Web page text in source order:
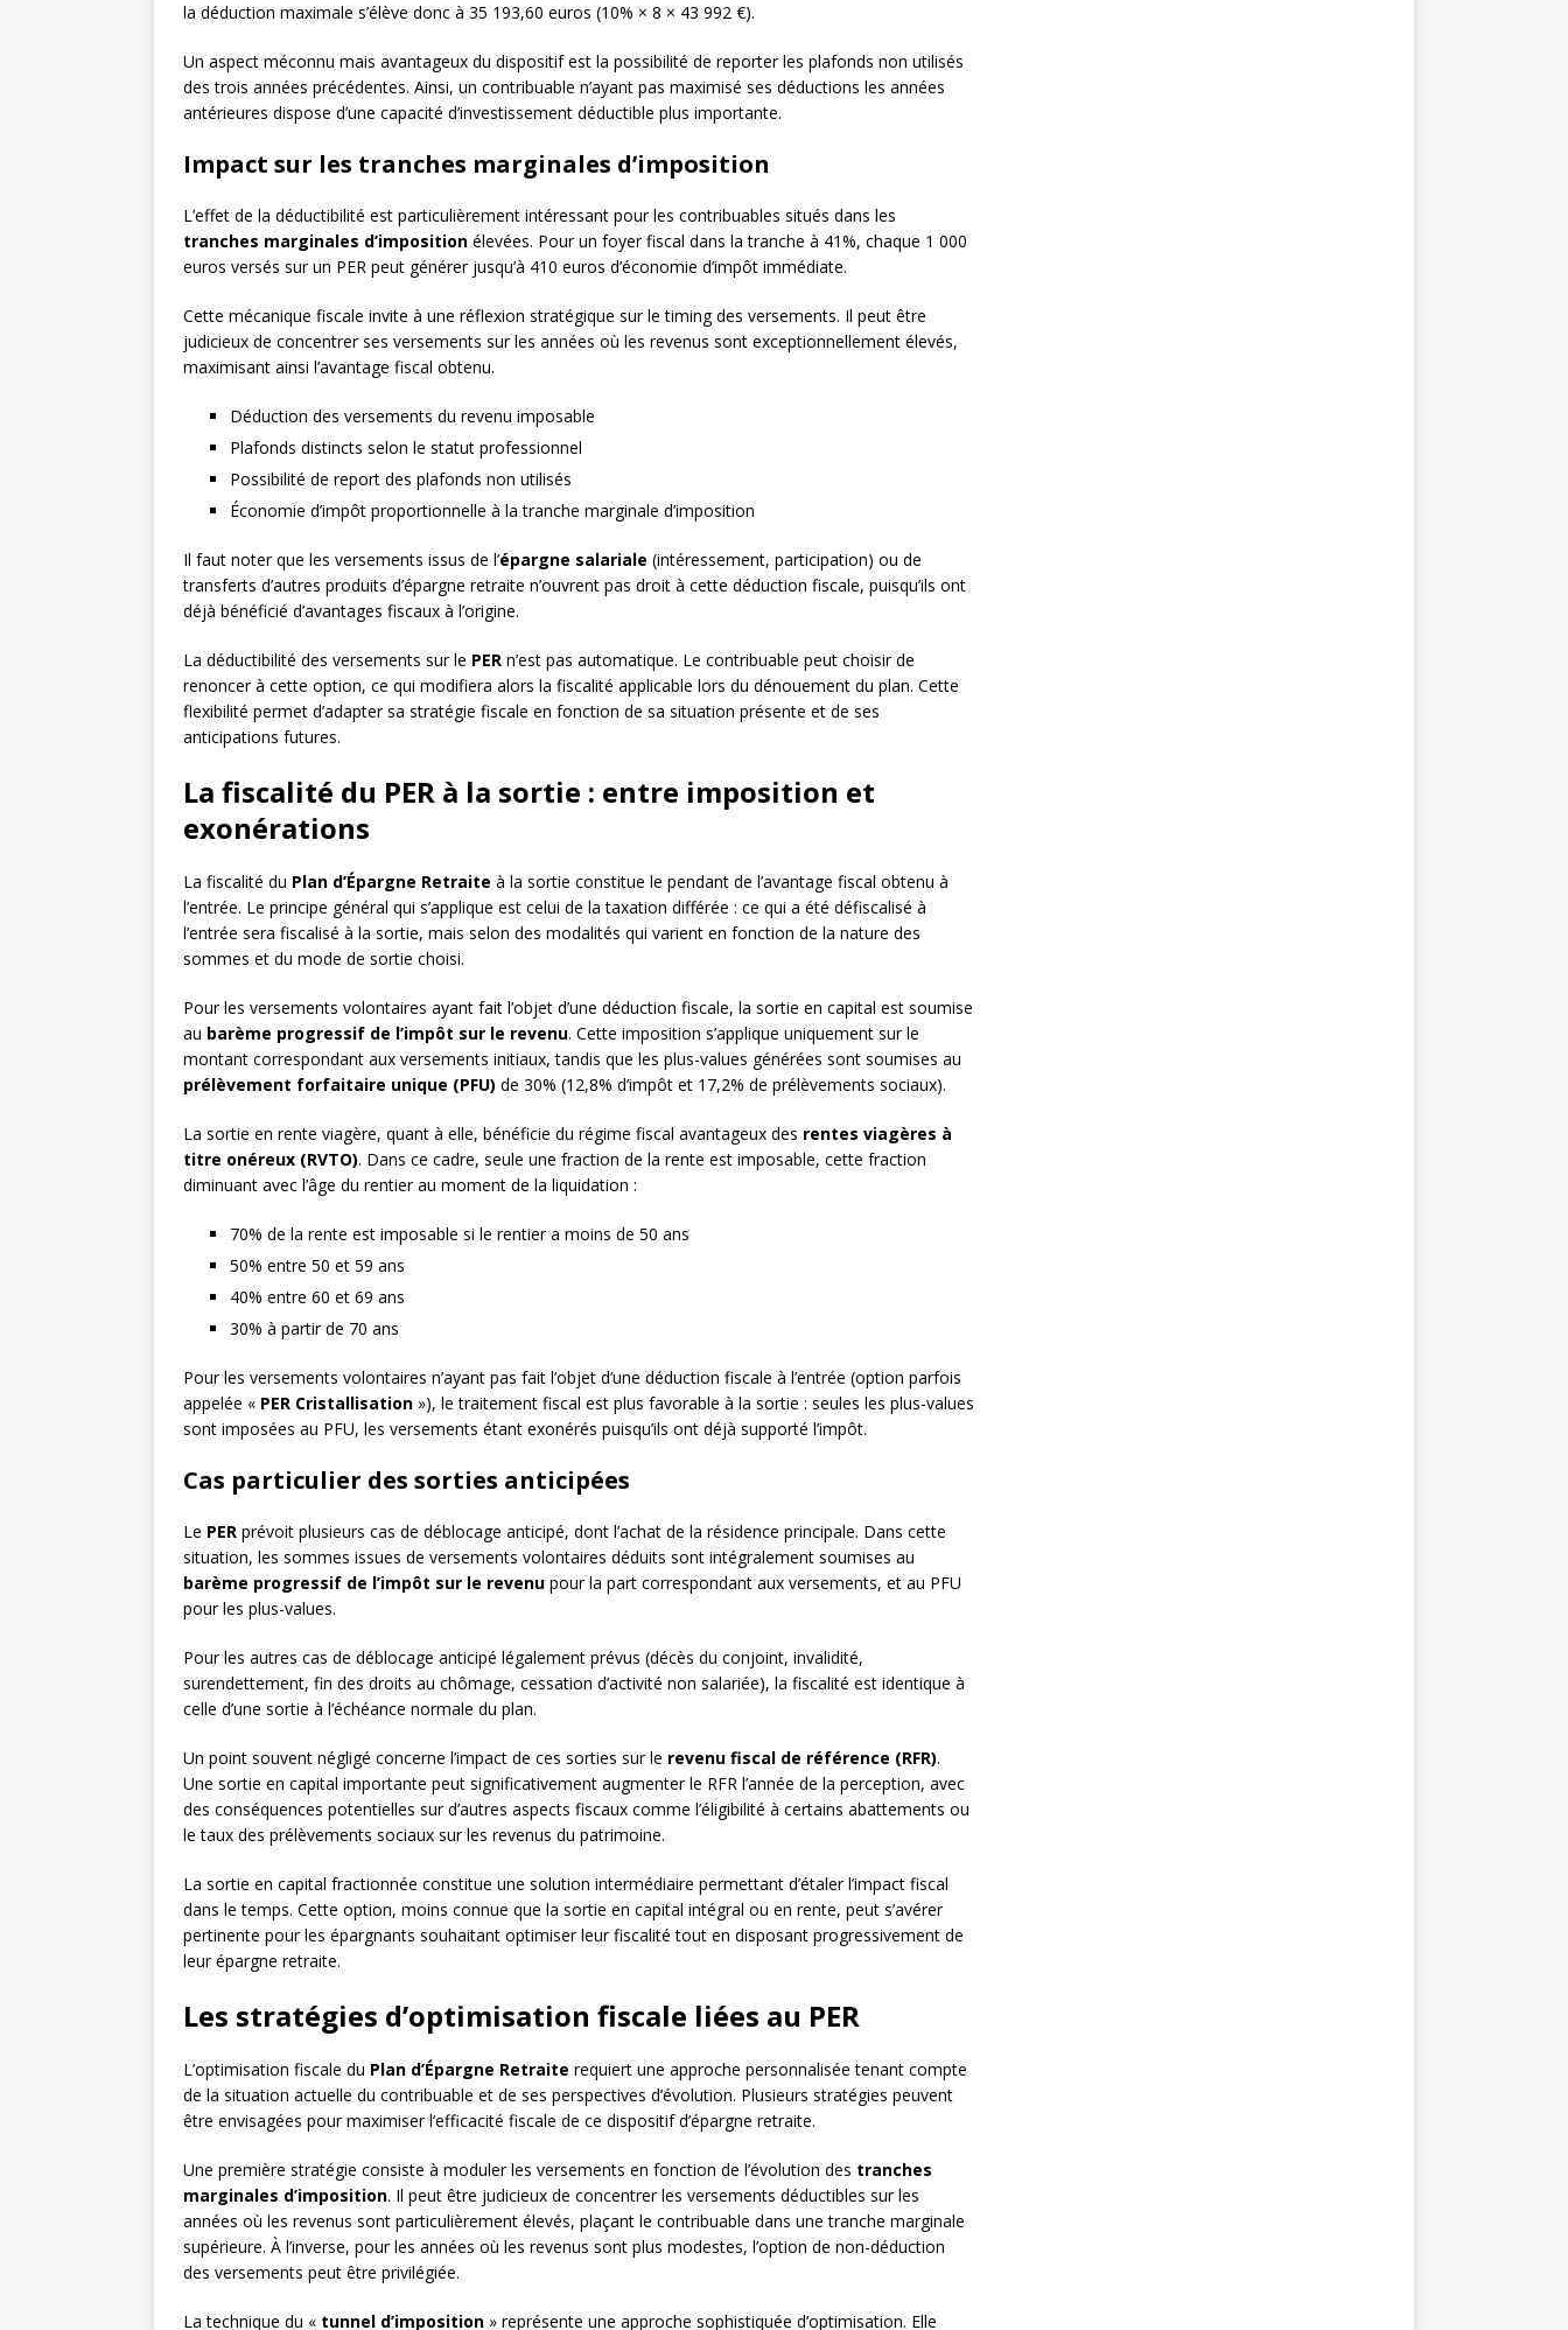
la déduction maximale s’élève donc à 35 193,60 euros (10% × 8 × 43 992 €).
Un aspect méconnu mais avantageux du dispositif est la possibilité de reporter les plafonds non utilisés
des trois années précédentes. Ainsi, un contribuable n’ayant pas maximisé ses déductions les années
antérieures dispose d’une capacité d’investissement déductible plus importante.
Impact sur les tranches marginales d’imposition
L’effet de la déductibilité est particulièrement intéressant pour les contribuables situés dans les
tranches marginales d’imposition élevées. Pour un foyer fiscal dans la tranche à 41%, chaque 1 000
euros versés sur un PER peut générer jusqu’à 410 euros d’économie d’impôt immédiate.
Cette mécanique fiscale invite à une réflexion stratégique sur le timing des versements. Il peut être
judicieux de concentrer ses versements sur les années où les revenus sont exceptionnellement élevés,
maximisant ainsi l’avantage fiscal obtenu.
Déduction des versements du revenu imposable
Plafonds distincts selon le statut professionnel
Possibilité de report des plafonds non utilisés
Économie d’impôt proportionnelle à la tranche marginale d’imposition
Il faut noter que les versements issus de l’épargne salariale (intéressement, participation) ou de
transferts d’autres produits d’épargne retraite n’ouvrent pas droit à cette déduction fiscale, puisqu’ils ont
déjà bénéficié d’avantages fiscaux à l’origine.
La déductibilité des versements sur le PER n’est pas automatique. Le contribuable peut choisir de
renoncer à cette option, ce qui modifiera alors la fiscalité applicable lors du dénouement du plan. Cette
flexibilité permet d’adapter sa stratégie fiscale en fonction de sa situation présente et de ses
anticipations futures.
La fiscalité du PER à la sortie : entre imposition et
exonérations
La fiscalité du Plan d’Épargne Retraite à la sortie constitue le pendant de l’avantage fiscal obtenu à
l’entrée. Le principe général qui s’applique est celui de la taxation différée : ce qui a été défiscalisé à
l’entrée sera fiscalisé à la sortie, mais selon des modalités qui varient en fonction de la nature des
sommes et du mode de sortie choisi.
Pour les versements volontaires ayant fait l’objet d’une déduction fiscale, la sortie en capital est soumise
au barème progressif de l’impôt sur le revenu. Cette imposition s’applique uniquement sur le
montant correspondant aux versements initiaux, tandis que les plus-values générées sont soumises au
prélèvement forfaitaire unique (PFU) de 30% (12,8% d’impôt et 17,2% de prélèvements sociaux).
La sortie en rente viagère, quant à elle, bénéficie du régime fiscal avantageux des rentes viagères à
titre onéreux (RVTO). Dans ce cadre, seule une fraction de la rente est imposable, cette fraction
diminuant avec l’âge du rentier au moment de la liquidation :
70% de la rente est imposable si le rentier a moins de 50 ans
50% entre 50 et 59 ans
40% entre 60 et 69 ans
30% à partir de 70 ans
Pour les versements volontaires n’ayant pas fait l’objet d’une déduction fiscale à l’entrée (option parfois
appelée « PER Cristallisation »), le traitement fiscal est plus favorable à la sortie : seules les plus-values
sont imposées au PFU, les versements étant exonérés puisqu’ils ont déjà supporté l’impôt.
Cas particulier des sorties anticipées
Le PER prévoit plusieurs cas de déblocage anticipé, dont l’achat de la résidence principale. Dans cette
situation, les sommes issues de versements volontaires déduits sont intégralement soumises au
barème progressif de l’impôt sur le revenu pour la part correspondant aux versements, et au PFU
pour les plus-values.
Pour les autres cas de déblocage anticipé légalement prévus (décès du conjoint, invalidité,
surendettement, fin des droits au chômage, cessation d’activité non salariée), la fiscalité est identique à
celle d’une sortie à l’échéance normale du plan.
Un point souvent négligé concerne l’impact de ces sorties sur le revenu fiscal de référence (RFR).
Une sortie en capital importante peut significativement augmenter le RFR l’année de la perception, avec
des conséquences potentielles sur d’autres aspects fiscaux comme l’éligibilité à certains abattements ou
le taux des prélèvements sociaux sur les revenus du patrimoine.
La sortie en capital fractionnée constitue une solution intermédiaire permettant d’étaler l’impact fiscal
dans le temps. Cette option, moins connue que la sortie en capital intégral ou en rente, peut s’avérer
pertinente pour les épargnants souhaitant optimiser leur fiscalité tout en disposant progressivement de
leur épargne retraite.
Les stratégies d’optimisation fiscale liées au PER
L’optimisation fiscale du Plan d’Épargne Retraite requiert une approche personnalisée tenant compte
de la situation actuelle du contribuable et de ses perspectives d’évolution. Plusieurs stratégies peuvent
être envisagées pour maximiser l’efficacité fiscale de ce dispositif d’épargne retraite.
Une première stratégie consiste à moduler les versements en fonction de l’évolution des tranches
marginales d’imposition. Il peut être judicieux de concentrer les versements déductibles sur les
années où les revenus sont particulièrement élevés, plaçant le contribuable dans une tranche marginale
supérieure. À l’inverse, pour les années où les revenus sont plus modestes, l’option de non-déduction
des versements peut être privilégiée.
La technique du « tunnel d’imposition » représente une approche sophistiquée d’optimisation. Elle